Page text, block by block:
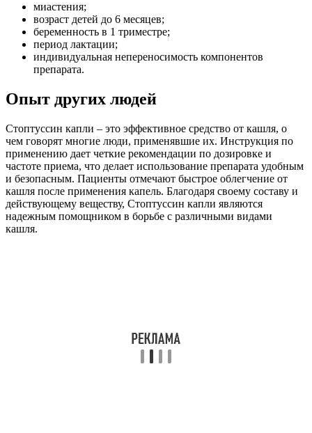
миастения;
возраст детей до 6 месяцев;
беременность в 1 триместре;
период лактации;
индивидуальная непереносимость компонентов
препарата.
Опыт других людей
Стоптуссин капли – это эффективное средство от кашля, о
чем говорят многие люди, применявшие их. Инструкция по
применению дает четкие рекомендации по дозировке и
частоте приема, что делает использование препарата удобным
и безопасным. Пациенты отмечают быстрое облегчение от
кашля после применения капель. Благодаря своему составу и
действующему веществу, Стоптуссин капли являются
надежным помощником в борьбе с различными видами
кашля.